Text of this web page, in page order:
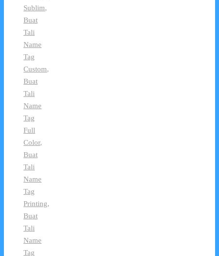
Sublim,
Buat
Tali
Name
Tag
Custom,
Buat
Tali
Name
Tag
Full
Color,
Buat
Tali
Name
Tag
Printing,
Buat
Tali
Name
Tag